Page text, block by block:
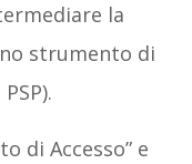
la
strumento di
di Accesso” e